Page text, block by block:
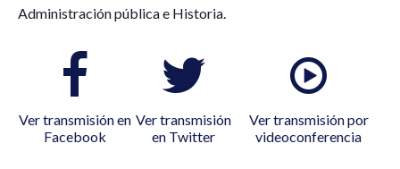
Administración pública e Historia.
Ver transmisión en
Facebook
Ver transmisión
en Twitter
Ver transmisión por
videoconferencia